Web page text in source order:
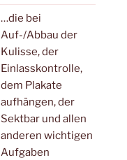
…die bei
Auf-/Abbau der
Kulisse, der
Einlasskontrolle,
dem Plakate
aufhängen, der
Sektbar und allen
anderen wichtigen
Aufgaben